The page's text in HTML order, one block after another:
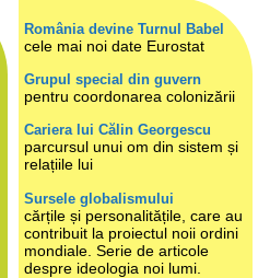
România devine Turnul Babel
cele mai noi date Eurostat
Grupul special din guvern
pentru coordonarea colonizării
Cariera lui Călin Georgescu
parcursul unui om din sistem și
relațiile lui
Sursele globalismului
cărțile și personalitățile, care au
contribuit la proiectul noii ordini
mondiale. Serie de articole
despre ideologia noi lumi.